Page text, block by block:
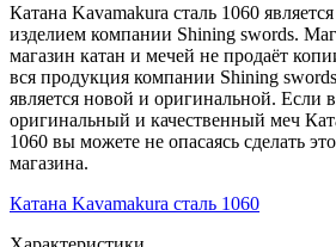
Катана Kavamakura сталь 1060
изделием компании Shining swords.
магазин катан и мечей не продаёт
вся продукция компании Shining
является новой и оригинальной. Если
оригинальный и качественный меч
1060 вы можете не опасаясь сделать
магазина.
Катана Kavamakura сталь 1060